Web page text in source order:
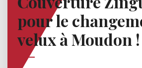
pour le
velux à Moudon !